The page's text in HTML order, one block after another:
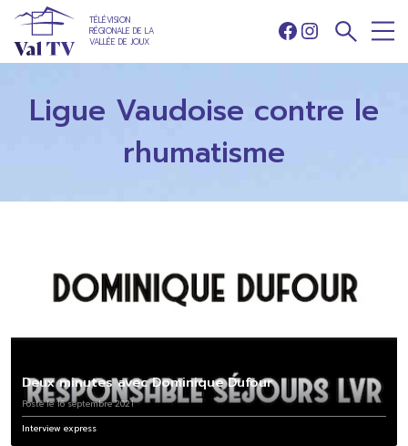
TÉLÉVISION
RÉGIONALE DE LA
VALLÉE DE JOUX
Facebook
Instagram
Ligue Vaudoise contre le
rhumatisme
Deux minutes avec Dominique Dufour
Posté le 16 septembre 2021
Interview express